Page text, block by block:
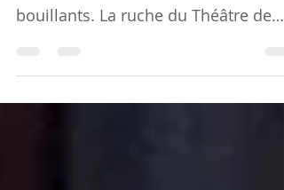
Ce furent quatre jours inoubliables, à
Ségure referme ses alvéoles, mais...